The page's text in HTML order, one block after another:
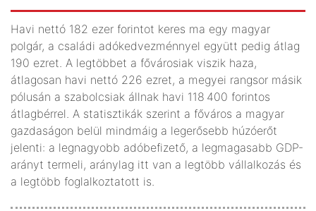
Havi nettó 182 ezer forintot keres ma egy magyar
polgár, a családi adókedvezménnyel együtt pedig átlag
190 ezret. A legtöbbet a fővárosiak viszik haza,
átlagosan havi nettó 226 ezret, a megyei rangsor másik
pólusán a szabolcsiak állnak havi 118 400 forintos
átlagbérrel. A statisztikák szerint a főváros a magyar
gazdaságon belül mindmáig a legerősebb húzóerőt
jelenti: a legnagyobb adóbefizető, a legmagasabb GDP-
arányt termeli, aránylag itt van a legtöbb vállalkozás és
a legtöbb foglalkoztatott is.